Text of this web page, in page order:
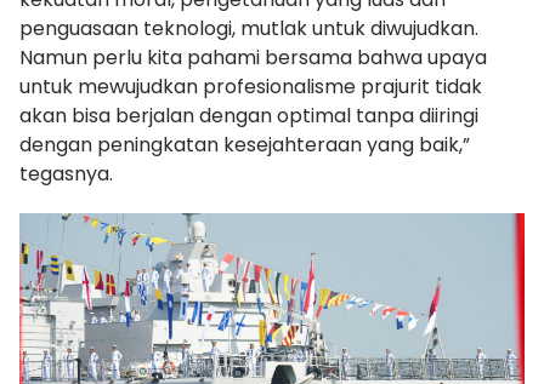
penguasaan teknologi, mutlak untuk diwujudkan.
Namun perlu kita pahami bersama bahwa upaya
untuk mewujudkan profesionalisme prajurit tidak
akan bisa berjalan dengan optimal tanpa diiringi
dengan peningkatan kesejahteraan yang baik,”
tegasnya.